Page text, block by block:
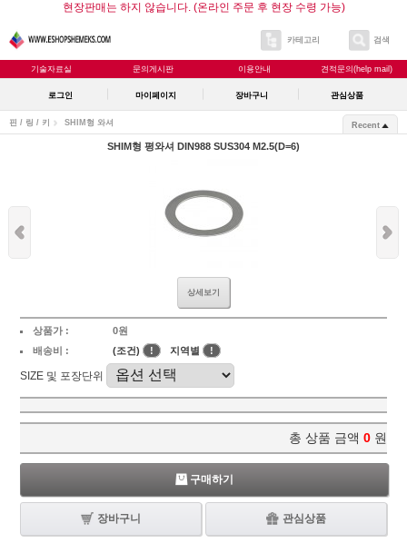
현장판매는 하지 않습니다. (온라인 주문 후 현장 수령 가능)
카테고리 검색
기술자료실 문의게시판 이용안내 견적문의(help mail)
로그인 마이페이지 장바구니 관심상품
핀 / 링 / 키 SHIM형 와셔 Recent
SHIM형 평와셔 DIN988 SUS304 M2.5(D=6)
상세보기
상품가 :
0원
배송비 :
(조건) ! 지역별 !
SIZE 및 포장단위
총 상품 금액 0 원
구매하기
장바구니 관심상품